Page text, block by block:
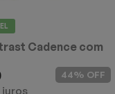
Cadence com
juros
44% OFF